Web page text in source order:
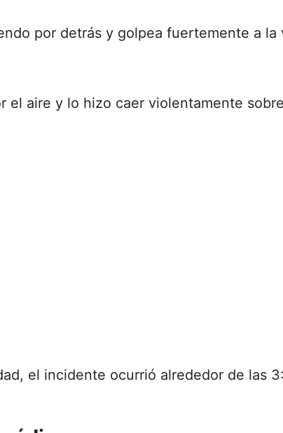
por detrás y golpea fuertemente a la
el aire y lo hizo caer violentamente
el incidente ocurrió alrededor de las